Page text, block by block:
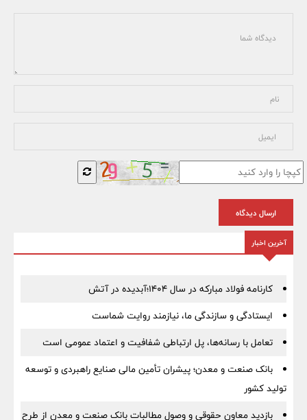
ارسال دیدگاه
آخرین اخبار
کارنامه فولاد مبارکه در سال ۱۴۰۴؛آبدیده در آتش
ایستادگی و سازندگی ما، نیازمند روایت شماست
تعامل با رسانه‌ها، پل ارتباطی شفافیت و اعتماد عمومی است
بانک صنعت و معدن؛ پیشران تأمین مالی صنایع راهبردی و توسعه
تولید کشور
بازدید معاون حقوقی و وصول مطالبات بانک صنعت و معدن از طرح